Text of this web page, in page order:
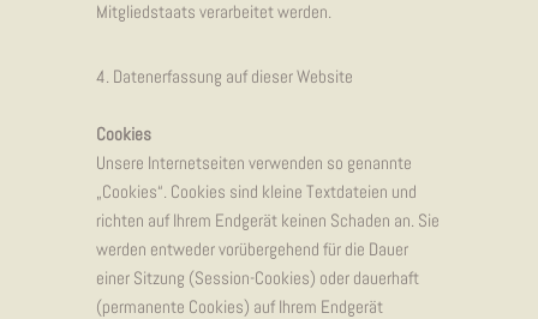
Mitgliedstaats verarbeitet werden.
4. Datenerfassung auf dieser Website
Cookies
Unsere Internetseiten verwenden so genannte
„Cookies“. Cookies sind kleine Textdateien und
richten auf Ihrem Endgerät keinen Schaden an. Sie
werden entweder vorübergehend für die Dauer
einer Sitzung (Session-Cookies) oder dauerhaft
(permanente Cookies) auf Ihrem Endgerät